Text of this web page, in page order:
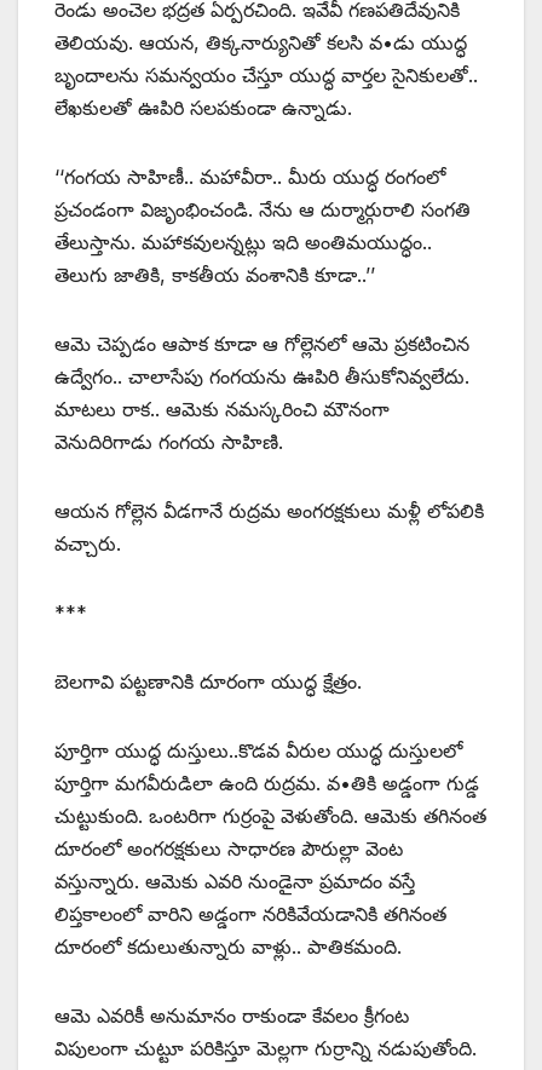
రెండు అంచెల భద్రత ఏర్పరచింది. ఇవేవీ గణపతిదేవునికి
తెలియవు. ఆయన, తిక్కనార్యునితో కలసి వ•డు యుద్ధ
బృందాలను సమన్వయం చేస్తూ యుద్ధ వార్తల సైనికులతో..
లేఖకులతో ఊపిరి సలపకుండా ఉన్నాడు.
‘‘గంగయ సాహిణీ.. మహావీరా.. మీరు యుద్ధ రంగంలో
ప్రచండంగా విజృంభించండి. నేను ఆ దుర్మార్గురాలి సంగతి
తేలుస్తాను. మహాకవులన్నట్లు ఇది అంతిమయుద్ధం..
తెలుగు జాతికి, కాకతీయ వంశానికి కూడా..’’
ఆమె చెప్పడం ఆపాక కూడా ఆ గోల్లెనలో ఆమె ప్రకటించిన
ఉద్వేగం.. చాలాసేపు గంగయను ఊపిరి తీసుకోనివ్వలేదు.
మాటలు రాక.. ఆమెకు నమస్కరించి మౌనంగా
వెనుదిరిగాడు గంగయ సాహిణి.
ఆయన గోల్లెన వీడగానే రుద్రమ అంగరక్షకులు మళ్లీ లోపలికి
వచ్చారు.
***
బెలగావి పట్టణానికి దూరంగా యుద్ధ క్షేత్రం.
పూర్తిగా యుద్ధ దుస్తులు..కొడవ వీరుల యుద్ధ దుస్తులలో
పూర్తిగా మగవీరుడిలా ఉంది రుద్రమ. వ•తికి అడ్డంగా గుడ్డ
చుట్టుకుంది. ఒంటరిగా గుర్రంపై వెళుతోంది. ఆమెకు తగినంత
దూరంలో అంగరక్షకులు సాధారణ పౌరుల్లా వెంట
వస్తున్నారు. ఆమెకు ఎవరి నుండైనా ప్రమాదం వస్తే
లిప్తకాలంలో వారిని అడ్డంగా నరికివేయడానికి తగినంత
దూరంలో కదులుతున్నారు వాళ్లు.. పాతికమంది.
ఆమె ఎవరికీ అనుమానం రాకుండా కేవలం క్రీగంట
విపులంగా చుట్టూ పరికిస్తూ మెల్లగా గుర్రాన్ని నడుపుతోంది.